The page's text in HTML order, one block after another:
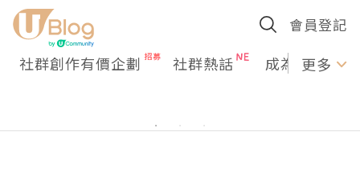
會員登記
社群創作有價企劃 社群熱話 成為U更多